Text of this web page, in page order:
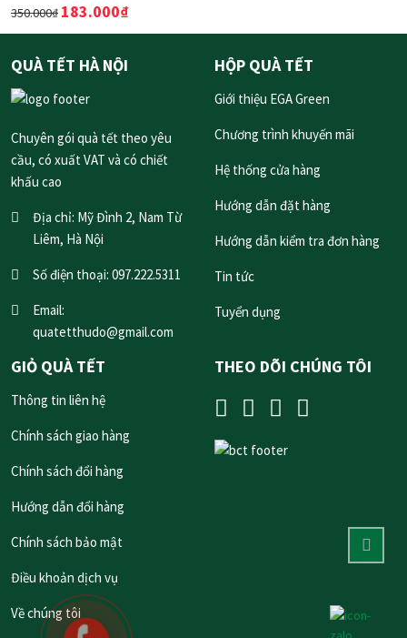
350.000₫ 183.000₫
QUÀ TẾT HÀ NỘI
Chuyên gói quà tết theo yêu
cầu, có xuất VAT và có chiết
khấu cao
Địa chỉ: Mỹ Đình 2, Nam Từ
Liêm, Hà Nội
Số điện thoại: 097.222.5311
Email:
quatetthudo@gmail.com
HỘP QUÀ TẾT
Giới thiệu EGA Green
Chương trình khuyến mãi
Hệ thống cửa hàng
Hướng dẫn đặt hàng
Hướng dẫn kiểm tra đơn hàng
Tin tức
Tuyển dụng
GIỎ QUÀ TẾT
Thông tin liên hệ
Chính sách giao hàng
Chính sách đổi hàng
Hướng dẫn đổi hàng
Chính sách bảo mật
Điều khoản dịch vụ
Về chúng tôi
THEO DÕI CHÚNG TÔI